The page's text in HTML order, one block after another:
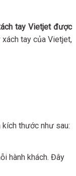
tay Vietjet được
tay của Vietjet,
thước như sau:
hành khách. Đây